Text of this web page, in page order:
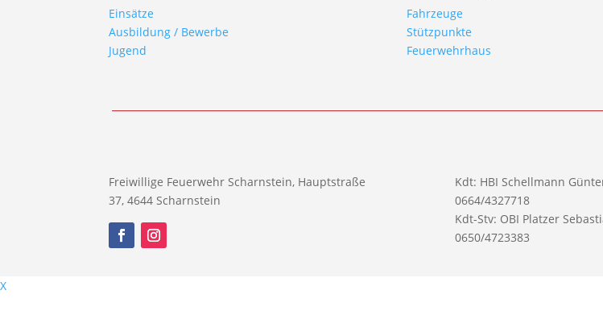
Einsätze
Ausbildung / Bewerbe
Jugend
Fahrzeuge
Stützpunkte
Feuerwehrhaus
Freiwillige Feuerwehr Scharnstein, Hauptstraße
37, 4644 Scharnstein
Kdt: HBI Schellmann
0664/4327718
Kdt-Stv: OBI Platzer
0650/4723383
X